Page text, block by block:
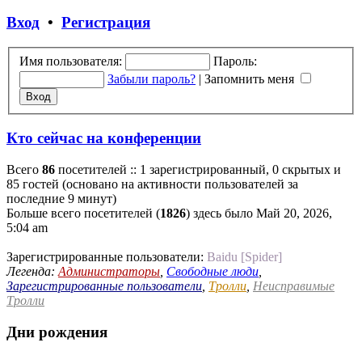
Вход • Регистрация
Имя пользователя:
Пароль:
Забыли пароль? | Запомнить меня
Кто сейчас на конференции
Всего 86 посетителей :: 1 зарегистрированный, 0 скрытых и
85 гостей (основано на активности пользователей за
последние 9 минут)
Больше всего посетителей (1826) здесь было Май 20, 2026,
5:04 am
Зарегистрированные пользователи: Baidu [Spider]
Легенда: Администраторы Свободные люди
Зарегистрированные пользователи Тролли Неисправимые
Тролли
Дни рождения